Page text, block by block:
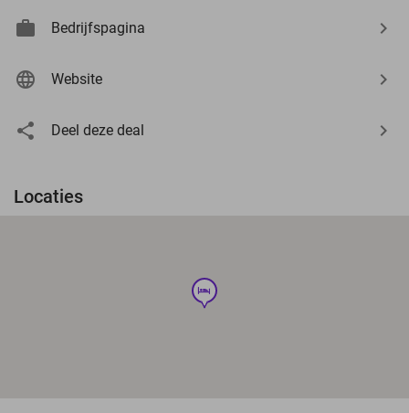
Bedrijfspagina
Website
Deel deze deal
Locaties
hotel